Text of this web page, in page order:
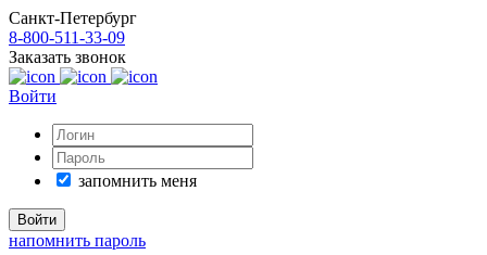
Санкт-Петербург
8-800-511-33-09
Заказать звонок
Войти
запомнить меня
напомнить пароль